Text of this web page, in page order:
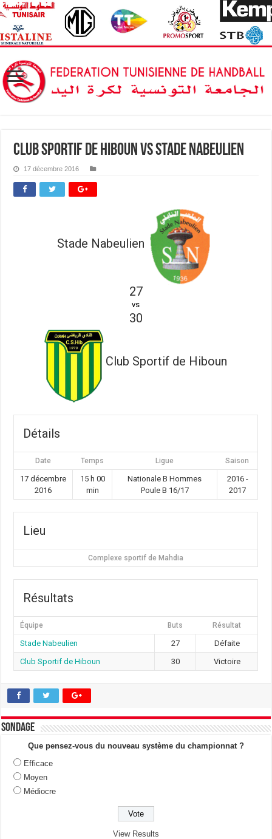
Club Sportif de Hiboun vs Stade Nabeulien
17 décembre 2016
Stade Nabeulien
27
vs
30
Club Sportif de Hiboun
Détails
Date Temps Ligue Saison
17 décembre
2016
15 h 00
min
Nationale B Hommes
Poule B 16/17
2016 -
2017
Lieu
Complexe sportif de Mahdia
Résultats
Équipe Buts Résultat
Stade Nabeulien 27
Défaite
Club Sportif de Hiboun
30 Victoire
Sondage
Que pensez-vous du nouveau système du championnat ?
Efficace
Moyen
Médiocre
View Results